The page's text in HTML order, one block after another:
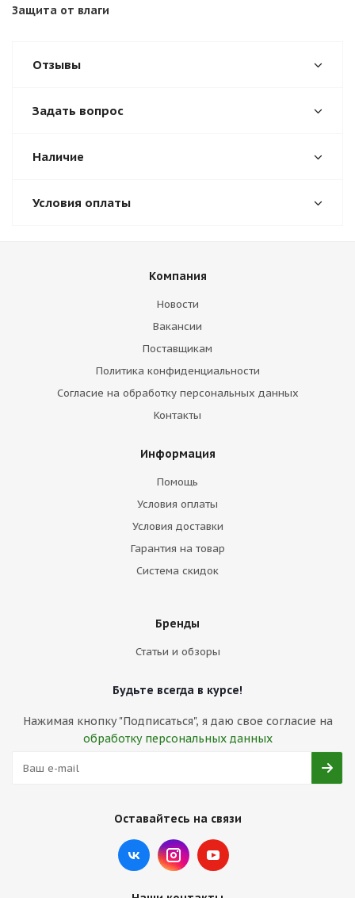
Защита от влаги
Отзывы
Задать вопрос
Наличие
Условия оплаты
Компания
Новости
Вакансии
Поставщикам
Политика конфиденциальности
Согласие на обработку персональных данных
Контакты
Информация
Помощь
Условия оплаты
Условия доставки
Гарантия на товар
Система скидок
Бренды
Статьи и обзоры
Будьте всегда в курсе!
Нажимая кнопку "Подписаться", я даю свое согласие на
обработку персональных данных
Оставайтесь на связи